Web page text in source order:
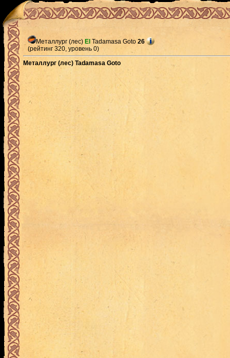
Металлург (лес) El Tadamasa Goto 26
(рейтинг 320, уровень 0)
Металлург (лес) Tadamasa Goto